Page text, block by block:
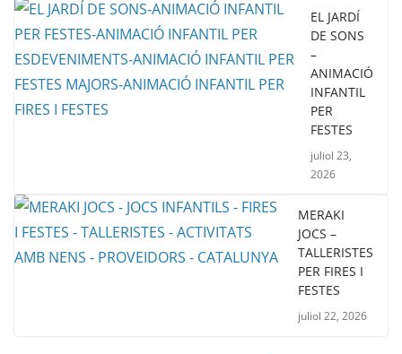
EL JARDÍ
DE SONS
–
ANIMACIÓ
INFANTIL
PER
FESTES
juliol 23,
2026
MERAKI
JOCS –
TALLERISTES
PER FIRES I
FESTES
juliol 22, 2026